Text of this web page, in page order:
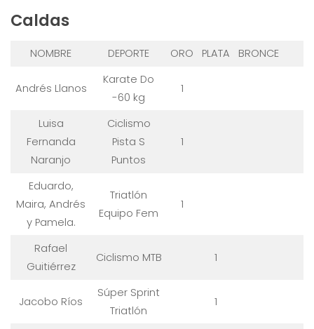
Caldas
NOMBRE DEPORTE ORO PLATA BRONCE
Andrés Llanos
Karate Do
-60 kg
1
Luisa
Fernanda
Naranjo
Ciclismo
Pista S
Puntos
1
Eduardo,
Maira, Andrés
y Pamela.
Triatlón
Equipo Fem
1
Rafael
Guitiérrez
Ciclismo MTB 1
Jacobo Ríos
Súper Sprint
Triatlón
1